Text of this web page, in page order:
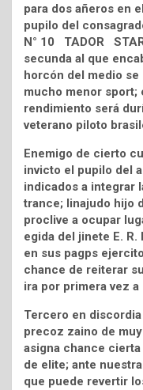
para dos añeros en
pupilo del
N° 10 TADOR
secunda al que
horcón del medio
mucho menor sport;
rendimiento será
veterano piloto
Enemigo de cierto
invicto el pupilo del
indicados a integrar
trance; linajudo hijo
proclive a ocupar
egida del jinete E.
en sus pagps
chance de reiterar
ira por primera vez a
Tercero en
precoz zaino de
asigna chance
de elite; ante
que puede revertir